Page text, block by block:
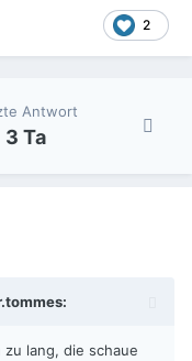
2
Antwort
3 Ta
:
lang, die schaue